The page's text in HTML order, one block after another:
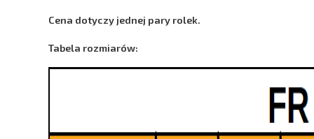
Cena dotyczy jednej pary rolek.
Tabela rozmiarów: